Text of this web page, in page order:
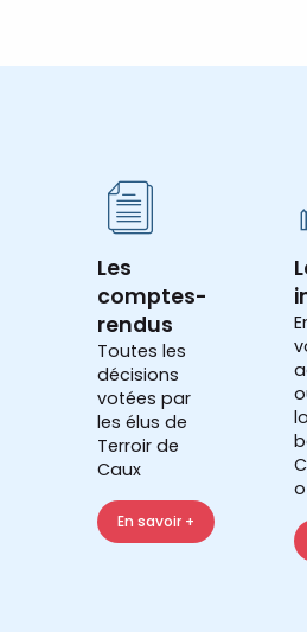
Les
comptes-
rendus
Toutes les
décisions
votées par
les élus de
Terroir de
Caux
En savoir +